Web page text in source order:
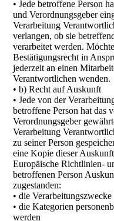
• Jede betroffene Person
und Verordnungsgeber
Verarbeitung
verlangen, ob sie
verarbeitet werden.
Bestätigungsrecht in
jederzeit an einen
Verantwortlichen wenden.
• b) Recht auf Auskunft
• Jede von der
betroffene Person hat das
Verordnungsgeber
Verarbeitung
zu seiner Person
eine Kopie dieser
Europäische Richtlinien-
betroffenen Person
zugestanden:
• die Verarbeitungszwecke
• die Kategorien
werden